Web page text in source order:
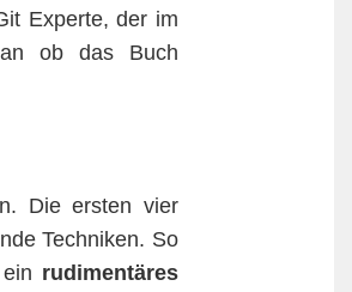
Experte, der im
ob das Buch
Die ersten vier
Techniken. So
rudimentäres